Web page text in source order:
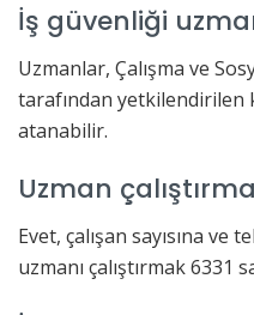
İş güvenliği
Uzmanlar, Çalışma ve
tarafından yetkilendirilen
atanabilir.
Uzman
Evet, çalışan sayısına ve
uzmanı çalıştırmak 6331